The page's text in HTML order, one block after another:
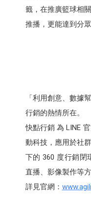
籤，在推廣籃球相
推播，更能達到分
「利用創意、數據
行銷的熱情所在。
快點行銷 為 LINE
動科技，應用於社
下的 360 度行銷閉
直播、影像製作等
詳見官網：